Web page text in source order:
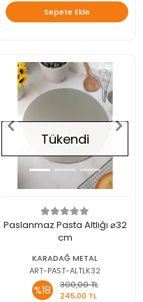
Sepete Ekle
Tükendi
Paslanmaz Pasta Altlığı ⌀32
cm
KARADAĞ METAL
ART-PAST-ALTLK32
%18
300,00 TL
245,00 TL